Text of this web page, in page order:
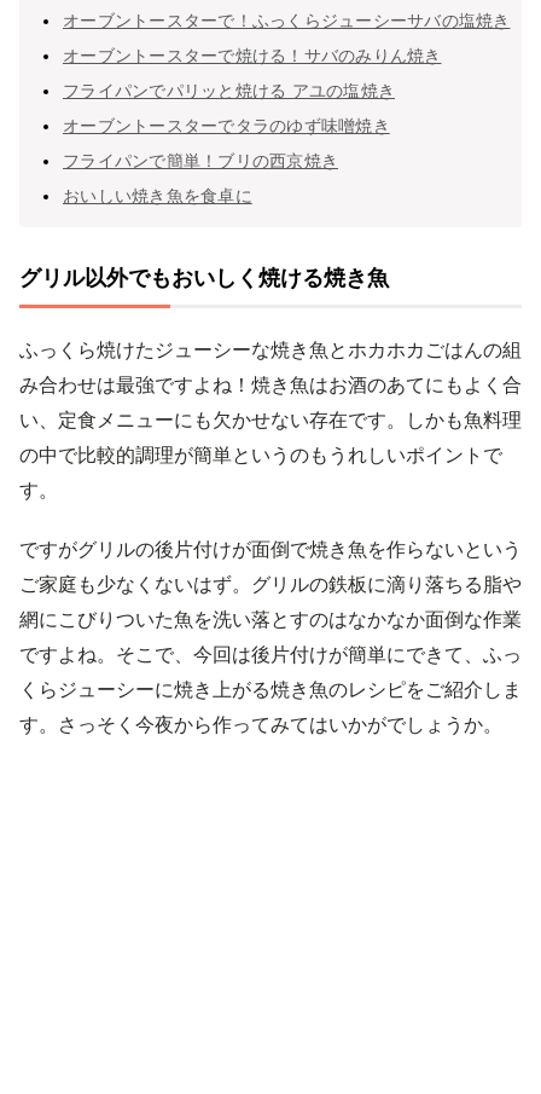
オーブントースターで！ふっくらジューシーサバの塩焼き
オーブントースターで焼ける！サバのみりん焼き
フライパンでパリッと焼ける アユの塩焼き
オーブントースターでタラのゆず味噌焼き
フライパンで簡単！ブリの西京焼き
おいしい焼き魚を食卓に
グリル以外でもおいしく焼ける焼き魚
ふっくら焼けたジューシーな焼き魚とホカホカごはんの組
み合わせは最強ですよね！焼き魚はお酒のあてにもよく合
い、定食メニューにも欠かせない存在です。しかも魚料理
の中で比較的調理が簡単というのもうれしいポイントで
す。
ですがグリルの後片付けが面倒で焼き魚を作らないという
ご家庭も少なくないはず。グリルの鉄板に滴り落ちる脂や
網にこびりついた魚を洗い落とすのはなかなか面倒な作業
ですよね。そこで、今回は後片付けが簡単にできて、ふっ
くらジューシーに焼き上がる焼き魚のレシピをご紹介しま
す。さっそく今夜から作ってみてはいかがでしょうか。